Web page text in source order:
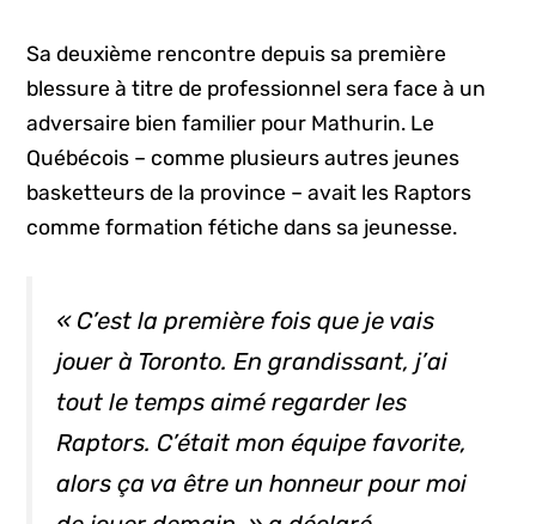
Sa deuxième rencontre depuis sa première
blessure à titre de professionnel sera face à un
adversaire bien familier pour Mathurin. Le
Québécois – comme plusieurs autres jeunes
basketteurs de la province – avait les Raptors
comme formation fétiche dans sa jeunesse.
« C’est la première fois que je vais
jouer à Toronto. En grandissant, j’ai
tout le temps aimé regarder les
Raptors. C’était mon équipe favorite,
alors ça va être un honneur pour moi